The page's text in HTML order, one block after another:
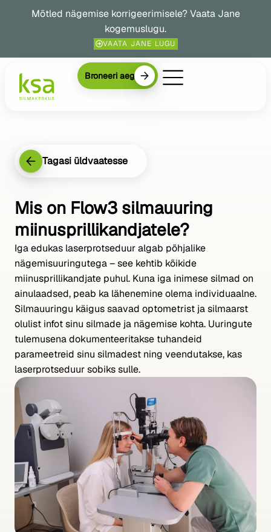
Mõtled nägemise korrigeerimisele? Vaata Jane
kogemuslugu.
VAATA JANE LUGU
Broneeri aeg
Tagasi üldvaatesse
Mis on Flow3 silmauuring
miinusprillikandjatele?
Iga edukas laserprotseduur algab põhjalike
nägemisuuringutega – see kehtib kõikide
miinusprillikandjate puhul. Kuna iga inimese silmad on
ainulaadsed, peab ka lähenemine olema individuaalne.
Silmauuringu käigus saavad optometrist ja silmaarst
olulist infot sinu silmade ja nägemise kohta. Uuringute
tulemusena dokumenteeritakse tuhandeid
parameetreid sinu silmadest ning veendutakse, kas
laserprotseduur sobiks sulle.